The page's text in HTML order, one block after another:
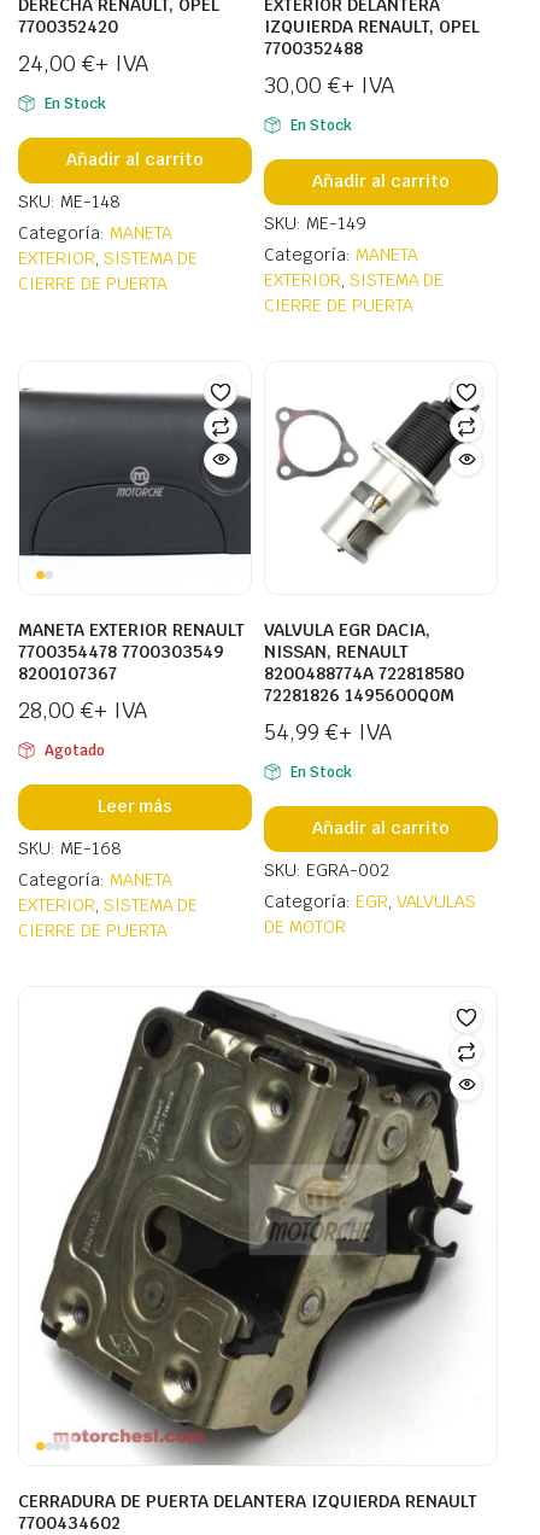
DERECHA RENAULT, OPEL
7700352420
24,00 €+ IVA
En Stock
Añadir al carrito
SKU: ME-148
Categoría: MANETA
EXTERIOR, SISTEMA DE
CIERRE DE PUERTA
EXTERIOR DELANTERA
IZQUIERDA RENAULT, OPEL
7700352488
30,00 €+ IVA
En Stock
Añadir al carrito
SKU: ME-149
Categoría: MANETA
EXTERIOR, SISTEMA DE
CIERRE DE PUERTA
MANETA EXTERIOR RENAULT
7700354478 7700303549
8200107367
28,00 €+ IVA
Agotado
Leer más
SKU: ME-168
Categoría: MANETA
EXTERIOR, SISTEMA DE
CIERRE DE PUERTA
VALVULA EGR DACIA,
NISSAN, RENAULT
8200488774A 722818580
72281826 1495600Q0M
54,99 €+ IVA
En Stock
Añadir al carrito
SKU: EGRA-002
Categoría: EGR, VALVULAS
DE MOTOR
CERRADURA DE PUERTA DELANTERA IZQUIERDA RENAULT
7700434602